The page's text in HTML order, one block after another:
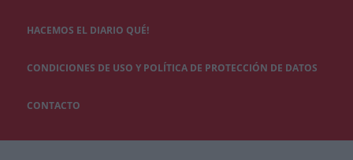
HACEMOS EL DIARIO QUÉ!
CONDICIONES DE USO Y POLÍTICA DE PROTECCIÓN DE DATOS
CONTACTO